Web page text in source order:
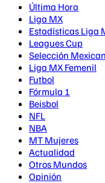
Última Hora
Liga MX
Estadísticas Liga
Leagues Cup
Selección
Liga MX Femenil
Futbol
Fórmula 1
Beisbol
NFL
NBA
MT Mujeres
Actualidad
Otros Mundos
Opinión